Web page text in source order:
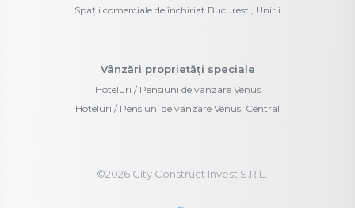
Spații comerciale de închiriat Bucuresti, Unirii
Vânzări proprietăți speciale
Hoteluri / Pensiuni de vânzare Venus
Hoteluri / Pensiuni de vânzare Venus, Central
©2026City Construct Invest S.R.L.